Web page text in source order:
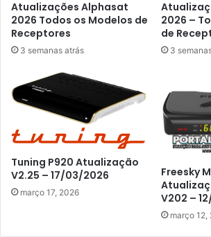
Atualizações Alphasat
2026 Todos os Modelos de
Receptores
3 semanas atrás
2026 –
de
3
Tuning P920 Atualização
V2.25 – 17/03/2026
março 17, 2026
Freesky
V202 –
março 12,